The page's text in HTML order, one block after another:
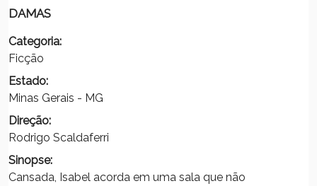
DAMAS
Categoria:
Ficção
Estado:
Minas Gerais - MG
Direção:
Rodrigo Scaldaferri
Sinopse:
Cansada, Isabel acorda em uma sala que não